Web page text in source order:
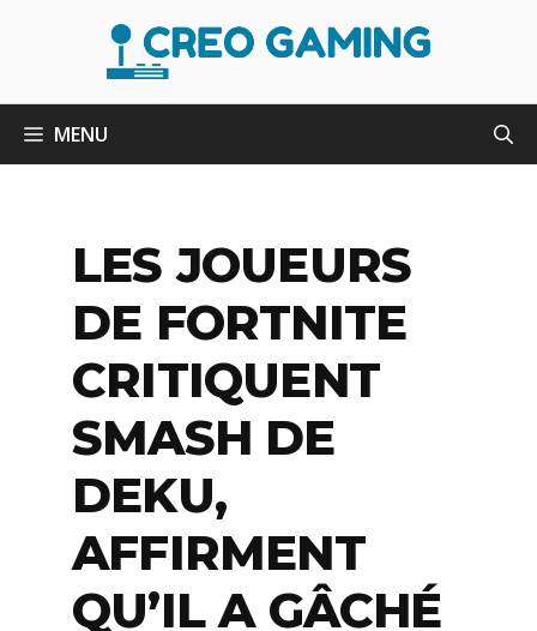
MENU
LES JOUEURS
DE FORTNITE
CRITIQUENT
SMASH DE
DEKU,
AFFIRMENT
QU’IL A GÂCHÉ